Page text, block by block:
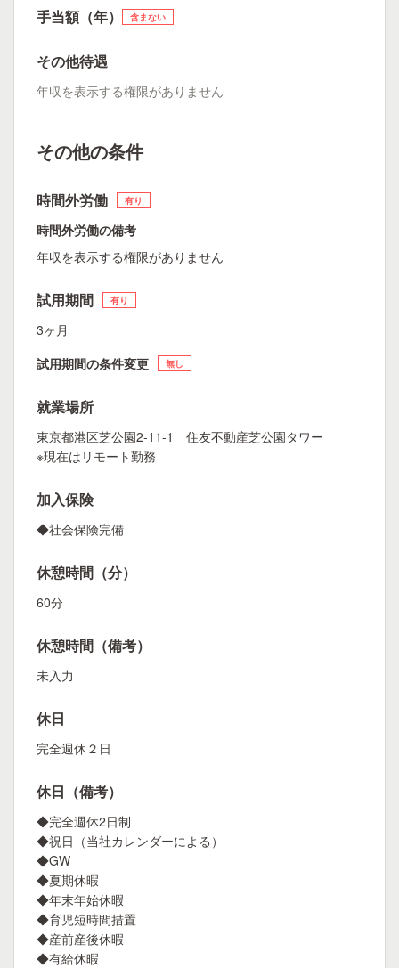
手当額（年） 含まない
その他待遇
年収を表示する権限がありません
その他の条件
時間外労働 有り
時間外労働の備考
年収を表示する権限がありません
試用期間 有り
3ヶ月
試用期間の条件変更
無し
就業場所
東京都港区芝公園2-11-1 住友不動産芝公園タワー
※現在はリモート勤務
加入保険
◆社会保険完備
休憩時間（分）
60分
休憩時間（備考）
未入力
休日
完全週休２日
休日（備考）
◆完全週休2日制
◆祝日（当社カレンダーによる）
◆GW
◆夏期休暇
◆年末年始休暇
◆育児短時間措置
◆産前産後休暇
◆有給休暇